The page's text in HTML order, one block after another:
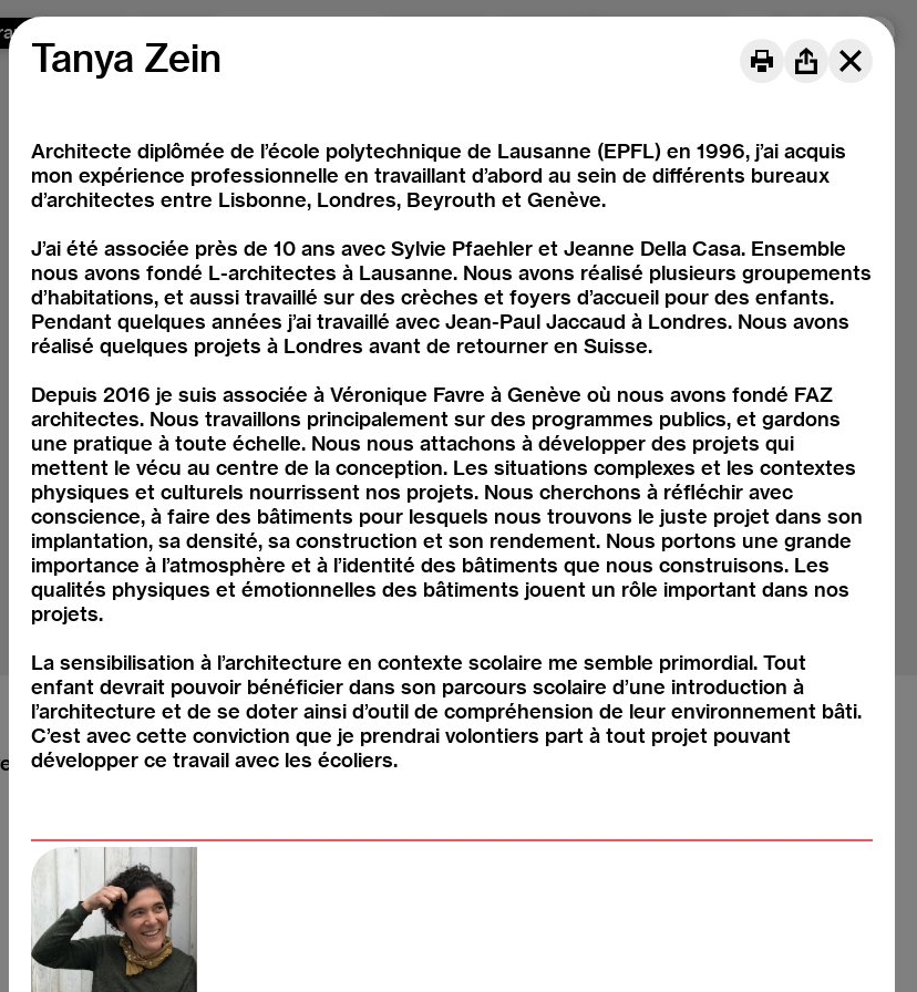
IT
Tanya Zein
Architecte diplômée de l’école polytechnique de Lausanne (EPFL) en 1996, j’ai acquis
mon expérience professionnelle en travaillant d’abord au sein de différents bureaux
d’architectes entre Lisbonne, Londres, Beyrouth et Genève.
J’ai été associée près de 10 ans avec Sylvie Pfaehler et Jeanne Della Casa. Ensemble
nous avons fondé L-architectes à Lausanne. Nous avons réalisé plusieurs groupements
d’habitations, et aussi travaillé sur des crèches et foyers d’accueil pour des enfants.
Pendant quelques années j’ai travaillé avec Jean-Paul Jaccaud à Londres. Nous avons
réalisé quelques projets à Londres avant de retourner en Suisse.
Depuis 2016 je suis associée à Véronique Favre à Genève où nous avons fondé FAZ
architectes. Nous travaillons principalement sur des programmes publics, et gardons
une pratique à toute échelle. Nous nous attachons à développer des projets qui
mettent le vécu au centre de la conception. Les situations complexes et les contextes
physiques et culturels nourrissent nos projets. Nous cherchons à réfléchir avec
conscience, à faire des bâtiments pour lesquels nous trouvons le juste projet dans son
implantation, sa densité, sa construction et son rendement. Nous portons une grande
importance à l’atmosphère et à l’identité des bâtiments que nous construisons. Les
qualités physiques et émotionnelles des bâtiments jouent un rôle important dans nos
projets.
La sensibilisation à l’architecture en contexte scolaire me semble primordial. Tout
enfant devrait pouvoir bénéficier dans son parcours scolaire d’une introduction à
l’architecture et de se doter ainsi d’outil de compréhension de leur environnement bâti.
C’est avec cette conviction que je prendrai volontiers part à tout projet pouvant
développer ce travail avec les écoliers.
generazioniInstagram